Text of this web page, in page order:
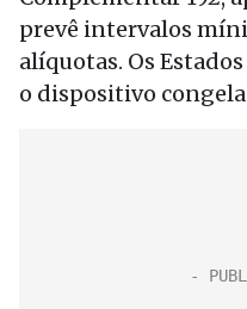
prevê intervalos
alíquotas. Os
o dispositivo